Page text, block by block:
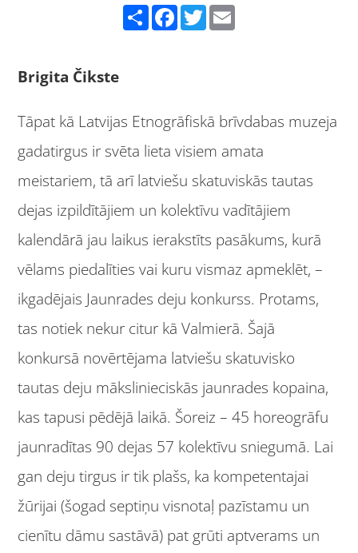
Facebook Twitter
Brigita Čikste
Tāpat kā Latvijas Etnogrāfiskā brīvdabas muzeja
gadatirgus ir svēta lieta visiem amata
meistariem, tā arī latviešu skatuviskās tautas
dejas izpildītājiem un kolektīvu vadītājiem
kalendārā jau laikus ierakstīts pasākums, kurā
vēlams piedalīties vai kuru vismaz apmeklēt, –
ikgadējais Jaunrades deju konkurss. Protams,
tas notiek nekur citur kā Valmierā. Šajā
konkursā novērtējama latviešu skatuvisko
tautas deju mākslinieciskās jaunrades kopaina,
kas tapusi pēdējā laikā. Šoreiz – 45 horeogrāfu
jaunradītas 90 dejas 57 kolektīvu sniegumā. Lai
gan deju tirgus ir tik plašs, ka kompetentajai
žūrijai (šogad septiņu visnotaļ pazīstamu un
cienītu dāmu sastāvā) pat grūti aptverams un